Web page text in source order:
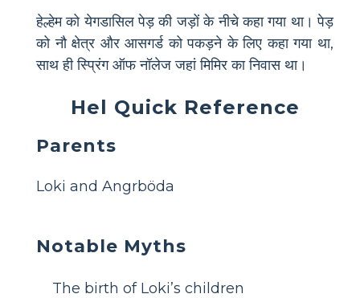
हेल्हेम को येगडासिल पेड़ की जड़ों के नीचे कहा गया था। पेड़
को नौ क्षेत्र और आसगर्ड को पकड़ने के लिए कहा गया था,
साथ ही स्प्रिंग ऑफ नॉलेज जहां मिमिर का निवास था।
Hel Quick Reference
Parents
Loki and Angrböda
Notable Myths
The birth of Loki’s children